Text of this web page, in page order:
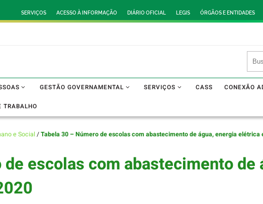
SERVIÇOS ACESSO À INFORMAÇÃO DIÁRIO OFICIAL LEGIS ÓRGÃOS E ENTIDADES
GESTÃO GOVERNAMENTAL SERVIÇOS CASS CONEXÃO
TRABALHO
e Social /Tabela 30 – Número de escolas com abastecimento de água, energia elétrica
escolas com abastecimento de